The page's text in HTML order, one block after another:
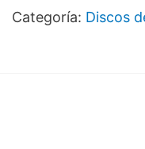
Categoría: Discos